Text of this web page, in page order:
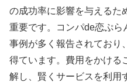
の成功率に影響を与えるた
重要です。コンパde恋ぷら
事例が多く報告されており
得ています。費用をかける
解し、賢くサービスを利用